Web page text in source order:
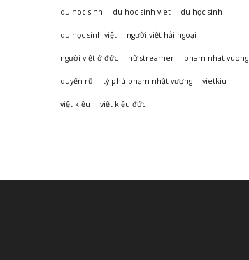
du hoc sinh du hoc sinh viet du học sinh
du học sinh việt người việt hải ngoại
người việt ở đức nữ streamer pham nhat vuong
quyến rũ tỷ phú phạm nhật vượng vietkiu
việt kiều việt kiều đức